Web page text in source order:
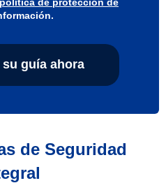
su guía ahora
de Seguridad